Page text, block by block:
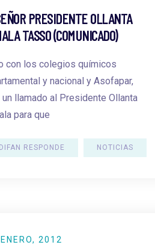
PRESIDENTE OLLANTA
TASSO (COMUNICADO)
con los colegios químicos
y nacional y Asofapar,
un llamado al Presidente Ollanta
para que
RESPONDE NOTICIAS
2012